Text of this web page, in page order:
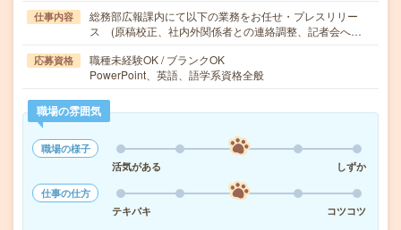
仕事内容
総務部広報課内にて以下の業務をお任せ・プレスリリー
ス (原稿校正、社内外関係者との連絡調整、記者会へ…
応募資格
職種未経験OK / ブランクOK
PowerPoint、英語、語学系資格全般
職場の雰囲気
職場の様子
活気がある
しずか
仕事の仕方
テキパキ
コツコツ